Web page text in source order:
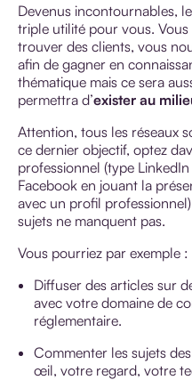
Devenus incontournables,
triple utilité pour vous.
trouver des clients, vous
afin de gagner en
thématique mais ce sera
permettra d’exister au
Attention, tous les réseaux
ce dernier objectif, optez
professionnel (type
Facebook en jouant la
avec un profil professionnel
sujets ne manquent pas.
Vous pourriez par exemple :
Diffuser des articles sur
avec votre domaine de
réglementaire.
Commenter les sujets
œil, votre regard, votre